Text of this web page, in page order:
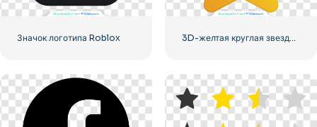
Значок логотипа Roblox 3D-желтая круглая звезда с бликами